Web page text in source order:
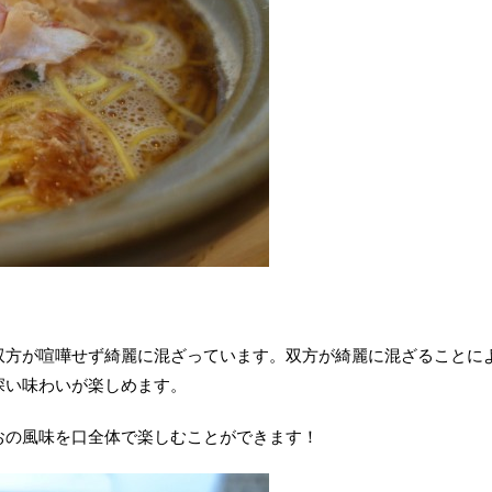
が喧嘩せず綺麗に混ざっています。双方が綺麗に混ざることに
味わいが楽しめます。
風味を口全体で楽しむことができます！